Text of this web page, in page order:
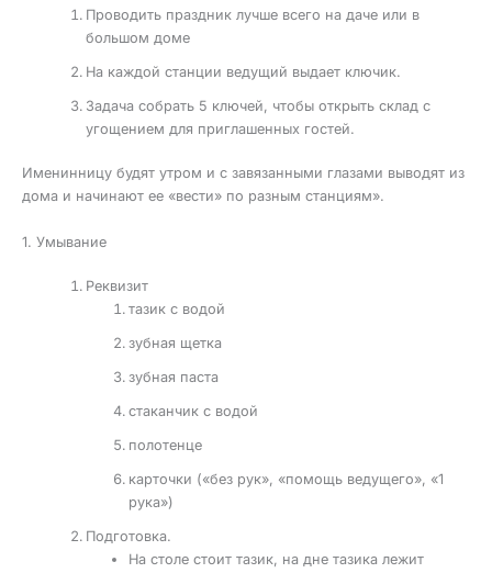
Проводить праздник лучше всего на даче или в
большом доме
На каждой станции ведущий выдает ключик.
Задача собрать 5 ключей, чтобы открыть склад с
угощением для приглашенных гостей.
Именинницу будят утром и с завязанными глазами выводят из
дома и начинают ее «вести» по разным станциям».
1. Умывание
Реквизит
тазик с водой
зубная щетка
зубная паста
стаканчик с водой
полотенце
карточки («без рук», «помощь ведущего», «1
рука»)
Подготовка.
На столе стоит тазик, на дне тазика лежит